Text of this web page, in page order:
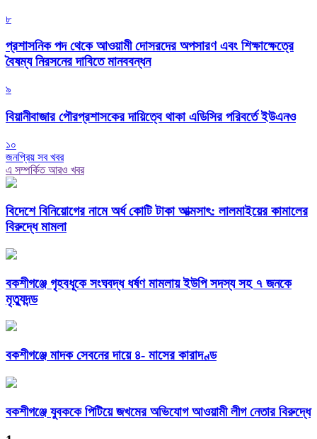
৮
প্রশাসনিক পদ থেকে আওয়ামী দোসরদের অপসারণ এবং শিক্ষাক্ষেত্রে
বৈষম্য নিরসনের দাবিতে মানববন্ধন
৯
বিয়ানীবাজার পৌরপ্রশাসকের দায়িত্বে থাকা এডিসির পরিবর্তে ইউএনও
১০
জনপ্রিয় সব খবর
এ সম্পর্কিত আরও খবর
বিদেশে বিনিয়োগের নামে অর্ধ কোটি টাকা আত্মসাৎ: লালমাইয়ের কামালের
বিরুদ্ধে মামলা
বকশীগঞ্জে গৃহবধূকে সংঘবদ্ধ ধর্ষণ মামলায় ইউপি সদস্য সহ ৭ জনকে
মৃত্যুদন্ড
বকশীগঞ্জে মাদক সেবনের দায়ে ৪- মাসের কারাদণ্ড
বকশীগঞ্জে যুবককে পিটিয়ে জখমের অভিযোগ আওয়ামী লীগ নেতার বিরুদ্ধে